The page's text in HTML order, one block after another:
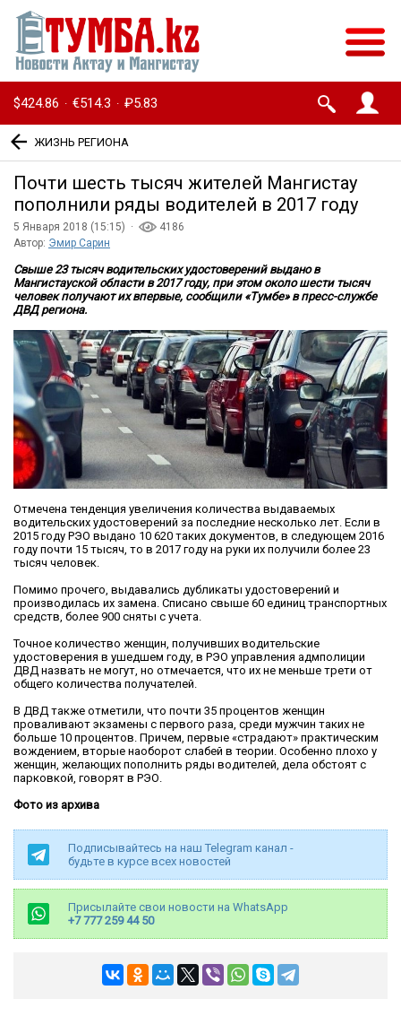
$424.86 · €514.3 · ₽5.83
ЖИЗНЬ РЕГИОНА
Почти шесть тысяч жителей Мангистау
пополнили ряды водителей в 2017 году
5 Января 2018 (15:15) ·
4186
Автор: Эмир Сарин
Свыше 23 тысяч водительских удостоверений выдано в
Мангистауской области в 2017 году, при этом около шести тысяч
человек получают их впервые, сообщили «Тумбе» в пресс-службе
ДВД региона.
Отмечена тенденция увеличения количества выдаваемых
водительских удостоверений за последние несколько лет. Если в
2015 году РЭО выдано 10 620 таких документов, в следующем 2016
году почти 15 тысяч, то в 2017 году на руки их получили более 23
тысяч человек.
Помимо прочего, выдавались дубликаты удостоверений и
производилась их замена. Списано свыше 60 единиц транспортных
средств, более 900 сняты с учета.
Точное количество женщин, получивших водительские
удостоверения в ушедшем году, в РЭО управления адмполиции
ДВД назвать не могут, но отмечается, что их не меньше трети от
общего количества получателей.
В ДВД также отметили, что почти 35 процентов женщин
проваливают экзамены с первого раза, среди мужчин таких не
больше 10 процентов. Причем, первые «страдают» практическим
вождением, вторые наоборот слабей в теории. Особенно плохо у
женщин, желающих пополнить ряды водителей, дела обстоят с
парковкой, говорят в РЭО.
Фото из архива
Подписывайтесь на наш Telegram канал -
будьте в курсе всех новостей
Присылайте свои новости на WhatsApp
+7 777 259 44 50